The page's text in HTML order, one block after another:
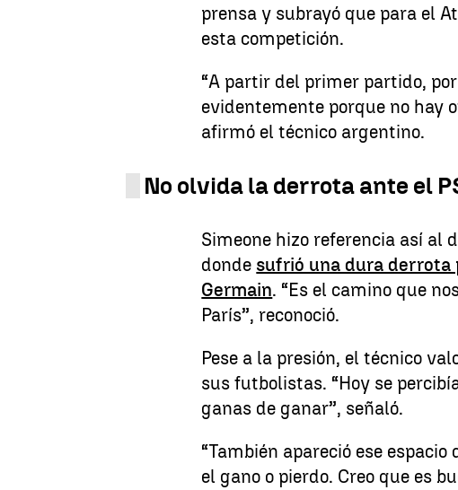
prensa y subrayó que para el
esta competición.
“A partir del primer partido,
evidentemente porque no hay
afirmó el técnico argentino.
No olvida la derrota ante el
Simeone hizo referencia así al
donde sufrió una dura derrota
Germain. “Es el camino que
París”, reconoció.
Pese a la presión, el técnico
sus futbolistas. “Hoy se
ganas de ganar”, señaló.
“También apareció ese
el gano o pierdo. Creo que es